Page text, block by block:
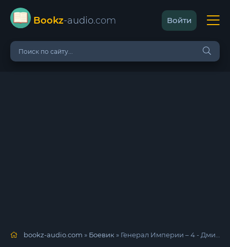
Bookz-audio.com Войти
bookz-audio.com » Боевик » Генерал Империи – 4 - Дмитрий Коровников